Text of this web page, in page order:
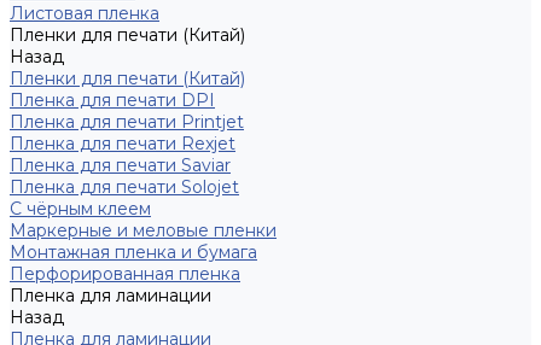
Листовая пленка
Пленки для печати (Китай)
Назад
Пленки для печати (Китай)
Пленка для печати DPI
Пленка для печати Printjet
Пленка для печати Rexjet
Пленка для печати Saviar
Пленка для печати Solojet
С чёрным клеем
Маркерные и меловые пленки
Монтажная пленка и бумага
Перфорированная пленка
Пленка для ламинации
Назад
Пленка для ламинации